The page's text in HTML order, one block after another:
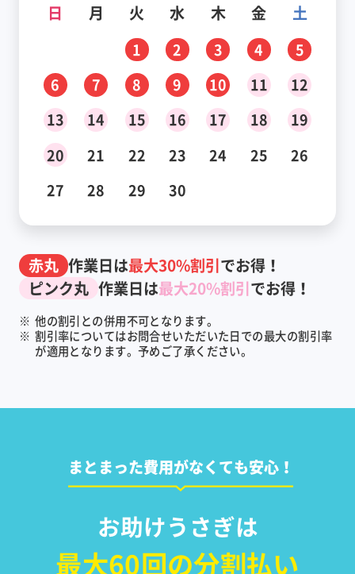
日 月 火 水 木 金 土
1 2 3 4
5
6
7 8 9 10 11
12
13
14 15 16 17 18
19
20
21 22 23 24 25
26
27
28 29 30
赤丸 作業日は最大30%割引でお得！
ピンク丸 作業日は最大20%割引でお得！
※ 他の割引との併用不可となります。
※ 割引率についてはお問合せいただいた日での最大の割引率
が適用となります。予めご了承ください。
まとまった費用がなくても安心！
お助けうさぎは
最大60回の分割払い